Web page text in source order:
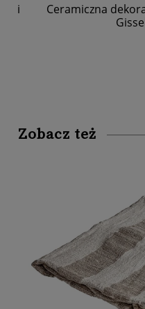
Ceramiczna
Gissel
Zobacz też